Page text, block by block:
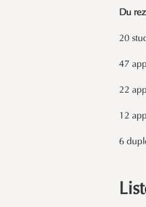
Du
20
47
22
12
6